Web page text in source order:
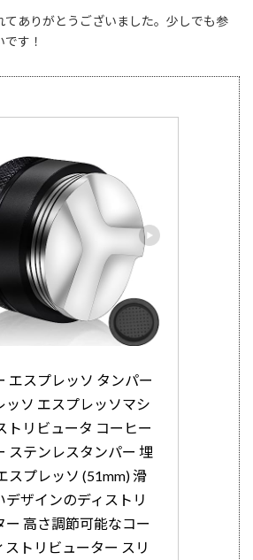
てありがとうございました。少しでも参
す！
エスプレッソ タンパー
ッソ エスプレッソマシ
トリビュータ コーヒー
ステンレスタンパー 埋
スプレッソ (51mm) 滑
デザインのディストリ
ー 高さ調節可能なコー
ストリビューター スリ